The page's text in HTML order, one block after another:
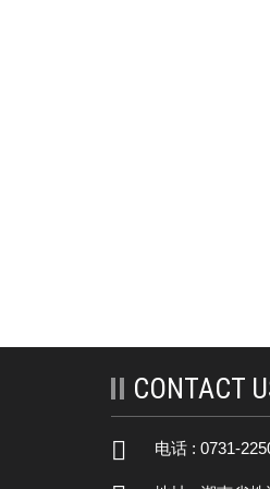
CONTACT
电话 : 0731-